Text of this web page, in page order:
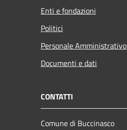
Enti e fondazioni
Politici
Personale Amministrativo
Documenti e dati
CONTATTI
Comune di Buccinasco